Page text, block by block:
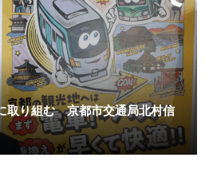
取り組む 京都市交通局北村信